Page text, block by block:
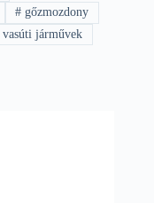
# gőzmozdony
vasúti járművek